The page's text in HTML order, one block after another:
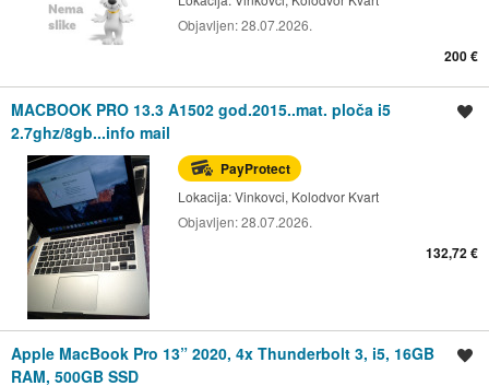
Objavljen:28.07.2026.
200 €
MACBOOK PRO 13.3 A1502 god.2015..mat. ploča i5
2.7ghz/8gb...info mail
PayProtect
Lokacija:Vinkovci, Kolodvor Kvart
Objavljen:28.07.2026.
132,72 €
Apple MacBook Pro 13” 2020, 4x Thunderbolt 3, i5, 16GB
RAM, 500GB SSD